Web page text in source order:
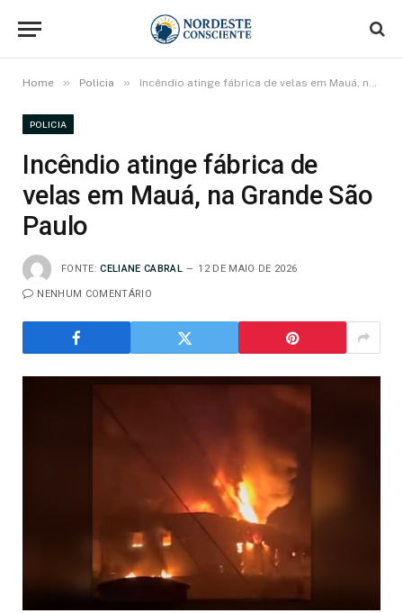
Home » Policia » Incêndio atinge fábrica de velas em Mauá, na Grande São Paulo
POLICIA
Incêndio atinge fábrica de
velas em Mauá, na Grande São
Paulo
FONTE: CELIANE CABRAL 12 DE MAIO DE 2026
NENHUM COMENTÁRIO